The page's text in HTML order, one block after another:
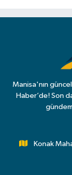
Manisa'nın
Haber’de! Son
Konak